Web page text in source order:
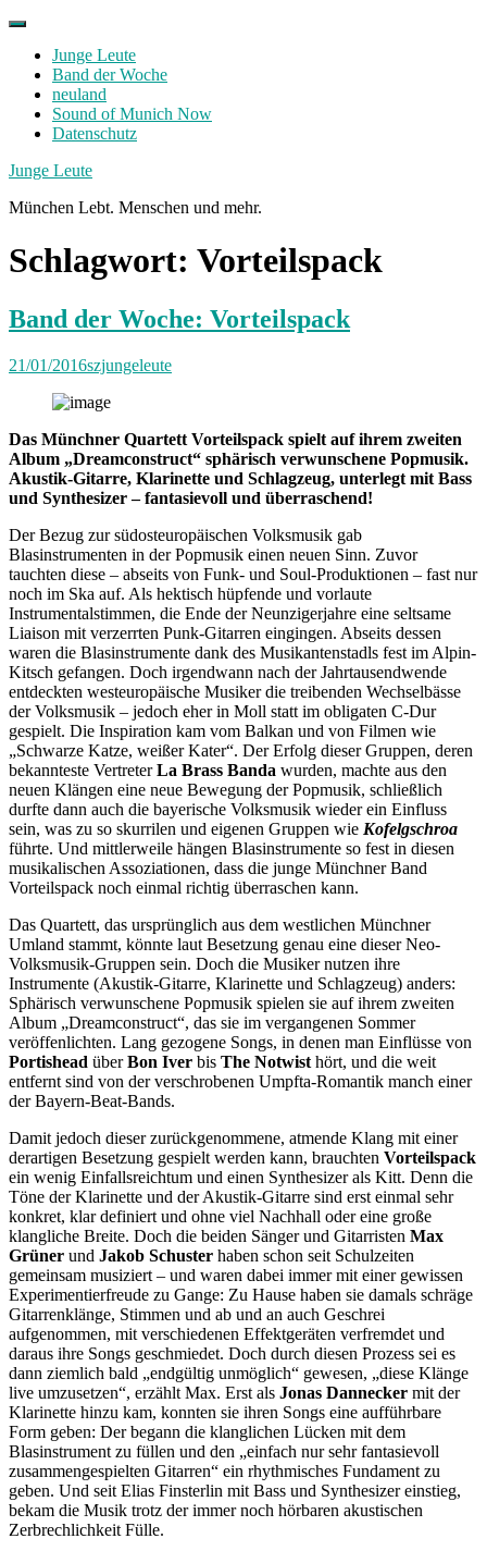
Skip
contentJunge Leute
Band der Woche
neuland
Sound of Munich Now
Datenschutz
Facebook
Twitter
Instagram
Junge Leute
München Lebt. Menschen und mehr.
Schlagwort: Vorteilspack
Band der Woche: Vorteilspack
21/01/2016szjungeleute
Das Münchner Quartett Vorteilspack spielt auf ihrem zweiten
Album „Dreamconstruct“ sphärisch verwunschene Popmusik.
Akustik-Gitarre, Klarinette und Schlagzeug, unterlegt mit Bass
und Synthesizer – fantasievoll und überraschend!
Der Bezug zur südosteuropäischen Volksmusik gab
Blasinstrumenten in der Popmusik einen neuen Sinn. Zuvor
tauchten diese – abseits von Funk- und Soul-Produktionen – fast nur
noch im Ska auf. Als hektisch hüpfende und vorlaute
Instrumentalstimmen, die Ende der Neunzigerjahre eine seltsame
Liaison mit verzerrten Punk-Gitarren eingingen. Abseits dessen
waren die Blasinstrumente dank des Musikantenstadls fest im Alpin-
Kitsch gefangen. Doch irgendwann nach der Jahrtausendwende
entdeckten westeuropäische Musiker die treibenden Wechselbässe
der Volksmusik – jedoch eher in Moll statt im obligaten C-Dur
gespielt. Die Inspiration kam vom Balkan und von Filmen wie
„Schwarze Katze, weißer Kater“. Der Erfolg dieser Gruppen, deren
bekannteste VertreterLa Brass Banda wurden, machte aus den
neuen Klängen eine neue Bewegung der Popmusik, schließlich
durfte dann auch die bayerische Volksmusik wieder ein Einfluss
sein, was zu so skurrilen und eigenen Gruppen wie Kofelgschroa
führte. Und mittlerweile hängen Blasinstrumente so fest in diesen
musikalischen Assoziationen, dass die junge Münchner Band
Vorteilspack noch einmal richtig überraschen kann.
Das Quartett, das ursprünglich aus dem westlichen Münchner
Umland stammt, könnte laut Besetzung genau eine dieser Neo-
Volksmusik-Gruppen sein. Doch die Musiker nutzen ihre
Instrumente (Akustik-Gitarre, Klarinette und Schlagzeug) anders:
Sphärisch verwunschene Popmusik spielen sie auf ihrem zweiten
Album „Dreamconstruct“, das sie im vergangenen Sommer
veröffenlichten. Lang gezogene Songs, in denen man Einflüsse von
Portishead überBon Iver bis The Notwist hört, und die weit
entfernt sind von der verschrobenen Umpfta-Romantik manch einer
der Bayern-Beat-Bands.
Damit jedoch dieser zurückgenommene, atmende Klang mit einer
derartigen Besetzung gespielt werden kann, brauchten Vorteilspack
ein wenig Einfallsreichtum und einen Synthesizer als Kitt. Denn die
Töne der Klarinette und der Akustik-Gitarre sind erst einmal sehr
konkret, klar definiert und ohne viel Nachhall oder eine große
klangliche Breite. Doch die beiden Sänger und Gitarristen Max
Grüner und Jakob Schuster haben schon seit Schulzeiten
gemeinsam musiziert – und waren dabei immer mit einer gewissen
Experimentierfreude zu Gange: Zu Hause haben sie damals schräge
Gitarrenklänge, Stimmen und ab und an auch Geschrei
aufgenommen, mit verschiedenen Effektgeräten verfremdet und
daraus ihre Songs geschmiedet. Doch durch diesen Prozess sei es
dann ziemlich bald „endgültig unmöglich“ gewesen, „diese Klänge
live umzusetzen“, erzählt Max. Erst als Jonas Dannecker mit der
Klarinette hinzu kam, konnten sie ihren Songs eine aufführbare
Form geben: Der begann die klanglichen Lücken mit dem
Blasinstrument zu füllen und den „einfach nur sehr fantasievoll
zusammengespielten Gitarren“ ein rhythmisches Fundament zu
geben. Und seit Elias Finsterlin mit Bass und Synthesizer einstieg,
bekam die Musik trotz der immer noch hörbaren akustischen
Zerbrechlichkeit Fülle.